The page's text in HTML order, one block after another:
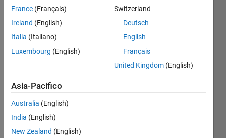
It is an open
numerical
method and
a modified
or improved
method. It
asks for only
guesses and
France (Français)
Ireland (English)
Italia (Italiano)
Luxembourg (English)
Switzerland
Deutsch
English
Français
United Kingdom (English)
Asia-Pacifico
Australia (English)
India (English)
New Zealand (English)